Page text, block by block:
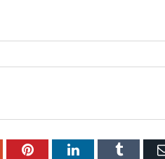
PinterestLinkedInTumblr